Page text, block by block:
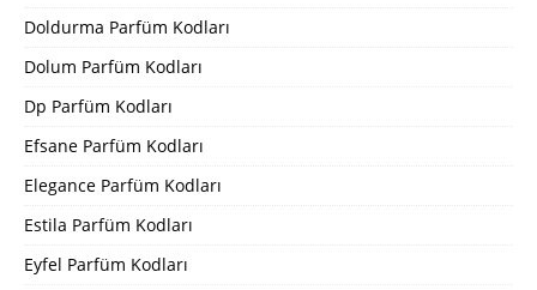
Doldurma Parfüm Kodları
Dolum Parfüm Kodları
Dp Parfüm Kodları
Efsane Parfüm Kodları
Elegance Parfüm Kodları
Estila Parfüm Kodları
Eyfel Parfüm Kodları